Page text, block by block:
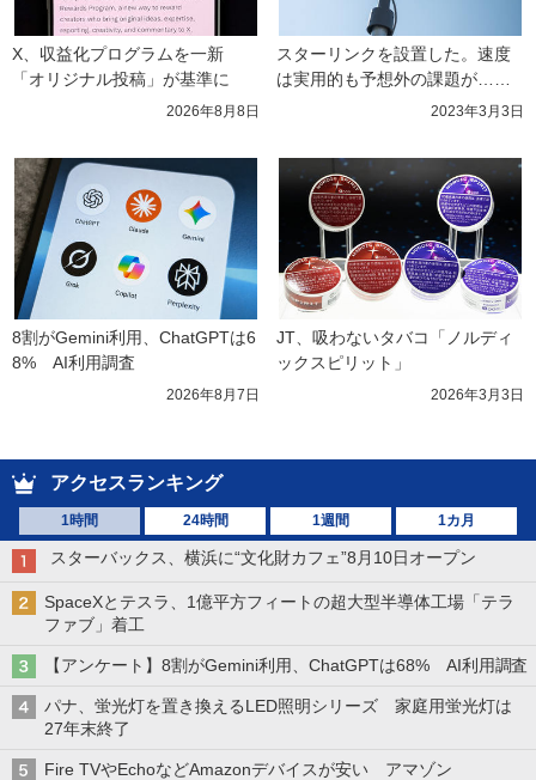
X、収益化プログラムを一新
「オリジナル投稿」が基準に
2026年8月8日
スターリンクを設置した。速度
は実用的も予想外の課題が……
2023年3月3日
8割がGemini利用、ChatGPTは6
8%　AI利用調査
2026年8月7日
JT、吸わないタバコ「ノルディ
ックスピリット」
2026年3月3日
アクセスランキング
1時間 24時間 1週間 1カ月
スターバックス、横浜に“文化財カフェ”8月10日オープン
SpaceXとテスラ、1億平方フィートの超大型半導体工場「テラ
ファブ」着工
【アンケート】8割がGemini利用、ChatGPTは68% AI利用調査
パナ、蛍光灯を置き換えるLED照明シリーズ 家庭用蛍光灯は
27年末終了
Fire TVやEchoなどAmazonデバイスが安い アマゾン